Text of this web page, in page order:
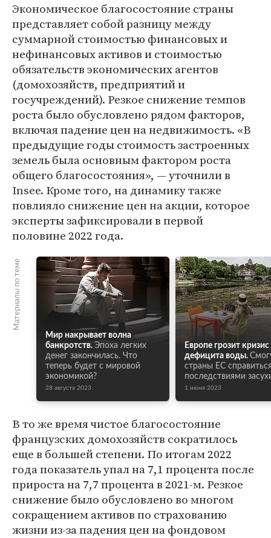
Экономическое благосостояние страны
представляет собой разницу между
суммарной стоимостью финансовых и
нефинансовых активов и стоимостью
обязательств экономических агентов
(домохозяйств, предприятий и
госучреждений). Резкое снижение темпов
роста было обусловлено рядом факторов,
включая падение цен на недвижимость. «В
предыдущие годы стоимость застроенных
земель была основным фактором роста
общего благосостояния», — уточнили в
Insee. Кроме того, на динамику также
повлияло снижение цен на акции, которое
эксперты зафиксировали в первой
половине 2022 года.
Материалы по теме
Мир накрывает волна
банкротств. Эпоха легких
денег закончилась. Что
теперь будет с мировой
экономикой?
28 августа 2023
Европе грозит кризис
дефицита воды.
страны ЕС
последствиями
1 июня 2023
В то же время чистое благосостояние
французских домохозяйств сократилось
еще в большей степени. По итогам 2022
года показатель упал на 7,1 процента после
прироста на 7,7 процента в 2021-м. Резкое
снижение было обусловлено во многом
сокращением активов по страхованию
жизни из-за падения цен на фондовом